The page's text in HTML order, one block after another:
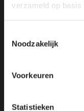
verzameld op basis
Noodzakelijk
Voorkeuren
Statistieken
Groeifonds.